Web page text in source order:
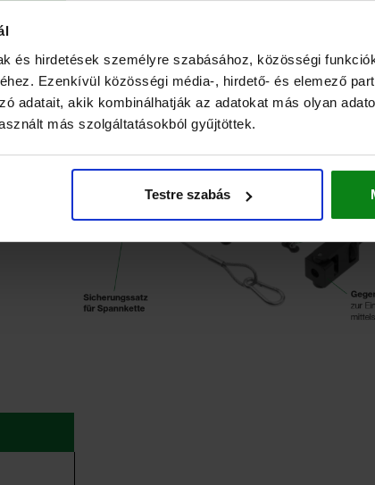
és hirdetések személyre szabásához, közösségi
Ezenkívül közösségi média-, hirdető- és elemező
adatait, akik kombinálhatják az adatokat más olyan
más szolgáltatásokból gyűjtöttek.
Testre szabás
szorítóerőt fejtenek ki a munkadarabra: